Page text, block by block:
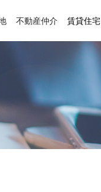
不動産仲介 賃貸住宅